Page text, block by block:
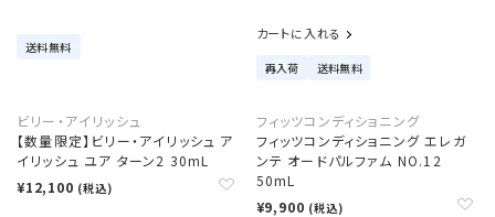
送料無料
カートに入れる
再入荷 送料無料
ビリー・アイリッシュ
【数量限定】ビリー・アイリッシュ ア
イリッシュ ユア ターン2 30mL
¥12,100 (税込)
フィッツコンディショニング
フィッツコンディショニング エレガ
ンテ オードパルファム NO.12
50mL
¥9,900 (税込)